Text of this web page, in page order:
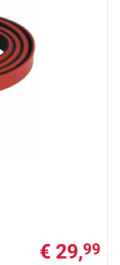
€ 29,99